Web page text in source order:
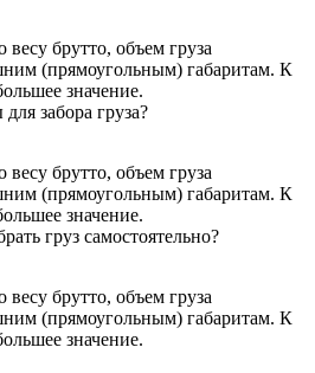
весу брутто, объем груза
(прямоугольным) габаритам. К
значение.
забора груза?
весу брутто, объем груза
(прямоугольным) габаритам. К
значение.
груз самостоятельно?
весу брутто, объем груза
(прямоугольным) габаритам. К
значение.